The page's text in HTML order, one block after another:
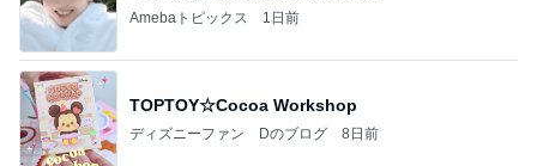
Amebaトピックス 1日前
TOPTOY☆Cocoa Workshop
ディズニーファン Dのブログ 8日前